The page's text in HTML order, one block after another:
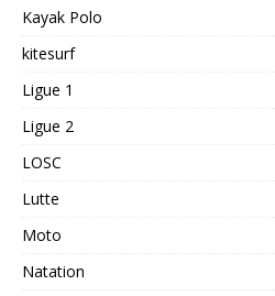
Kayak Polo
kitesurf
Ligue 1
Ligue 2
LOSC
Lutte
Moto
Natation